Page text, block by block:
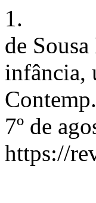
1.
de
infância,
7º de
https://